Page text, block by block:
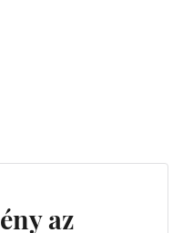
az